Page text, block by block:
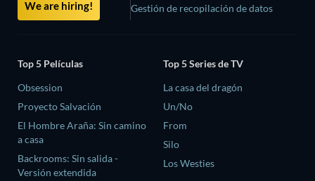
We are hiring!
Gestión de recopilación de datos
Top 5 Películas
Obsession
Proyecto Salvación
El Hombre Araña: Sin camino
a casa
Backrooms: Sin salida -
Versión extendida
Top 5 Series de TV
La casa del dragón
Un/No
From
Silo
Los Westies